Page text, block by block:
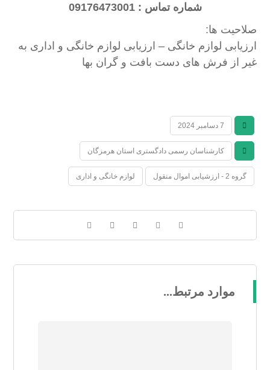
شماره تماس : 09176473001
صلاحیت ها:
ارزیابی لوازم خانگی – ارزیابی لوازم خانگی و اداری به
غیر از فرش های دست بافت و گران بها
7 دسامبر 2024
کارشناسان رسمی دادگستری استان هرمزگان
گروه 2 - ارزشیابی اموال منقول لوازم خانگی و اداری
موارد مرتبط...